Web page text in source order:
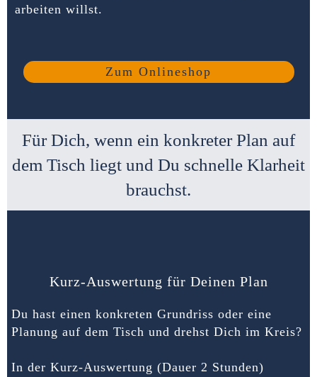
arbeiten willst.
Zum Onlineshop
Für Dich, wenn ein konkreter Plan auf
dem Tisch liegt und Du schnelle Klarheit
brauchst.
Kurz-Auswertung für Deinen Plan
Du hast einen konkreten Grundriss oder eine
Planung auf dem Tisch und drehst Dich im Kreis?
In der Kurz-Auswertung (Dauer 2 Stunden)